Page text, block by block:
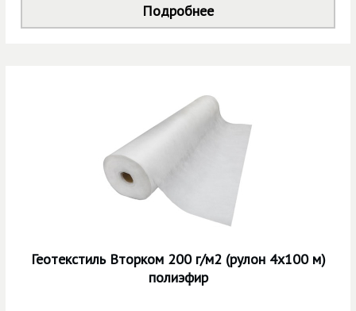
Подробнее
Геотекстиль Вторком 200 г/м2 (рулон 4х100 м)
полиэфир